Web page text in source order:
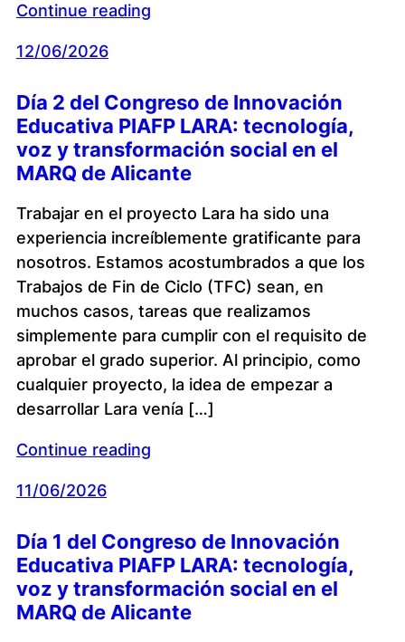
Continue reading
12/06/2026
Día 2 del Congreso de Innovación
Educativa PIAFP LARA: tecnología,
voz y transformación social en el
MARQ de Alicante
Trabajar en el proyecto Lara ha sido una
experiencia increíblemente gratificante para
nosotros. Estamos acostumbrados a que los
Trabajos de Fin de Ciclo (TFC) sean, en
muchos casos, tareas que realizamos
simplemente para cumplir con el requisito de
aprobar el grado superior. Al principio, como
cualquier proyecto, la idea de empezar a
desarrollar Lara venía […]
Continue reading
11/06/2026
Día 1 del Congreso de Innovación
Educativa PIAFP LARA: tecnología,
voz y transformación social en el
MARQ de Alicante